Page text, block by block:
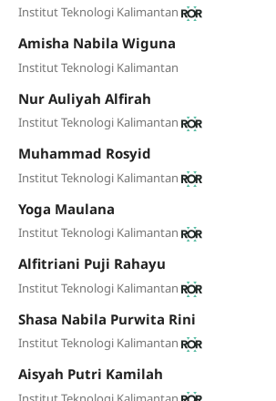
Institut Teknologi Kalimantan
Amisha Nabila Wiguna
Institut Teknologi Kalimantan
Nur Auliyah Alfirah
Institut Teknologi Kalimantan
Muhammad Rosyid
Institut Teknologi Kalimantan
Yoga Maulana
Institut Teknologi Kalimantan
Alfitriani Puji Rahayu
Institut Teknologi Kalimantan
Shasa Nabila Purwita Rini
Institut Teknologi Kalimantan
Aisyah Putri Kamilah